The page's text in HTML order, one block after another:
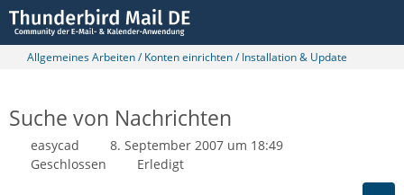
Allgemeines Arbeiten / Konten einrichten / Installation & Update
Suche von Nachrichten
easycad
8. September 2007 um 18:49
Geschlossen
Erledigt